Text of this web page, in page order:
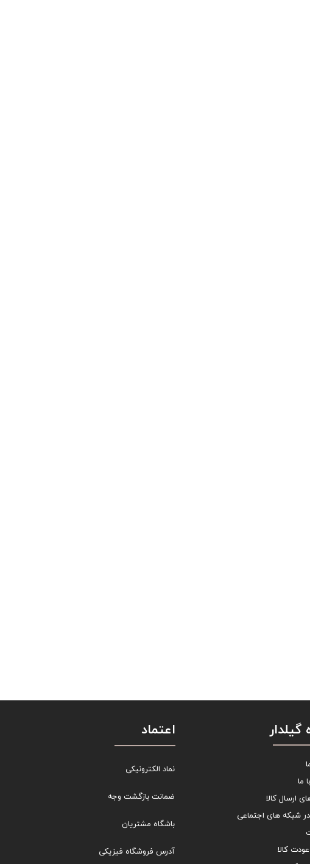
اعتماد
نماد الکترونیکی
ضمانت بازگشت وجه
باشگاه مشتریان
آدرس فروشگاه فیزیکی
گیلدار
ما
ارسال کالا
در شبکه های اجتماعی
کالا